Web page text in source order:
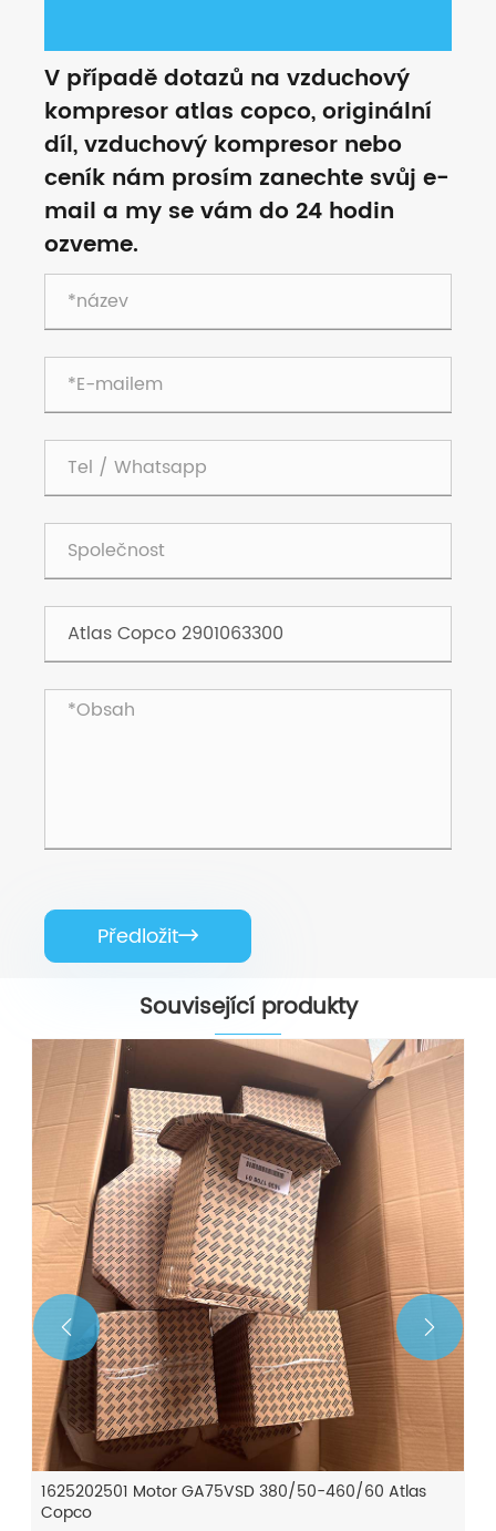
V případě dotazů na vzduchový
kompresor atlas copco, originální
díl, vzduchový kompresor nebo
ceník nám prosím zanechte svůj e-
mail a my se vám do 24 hodin
ozveme.
Předložit
Související produkty
1625202501 Motor GA75VSD 380/50-460/60 Atlas
Copco
 